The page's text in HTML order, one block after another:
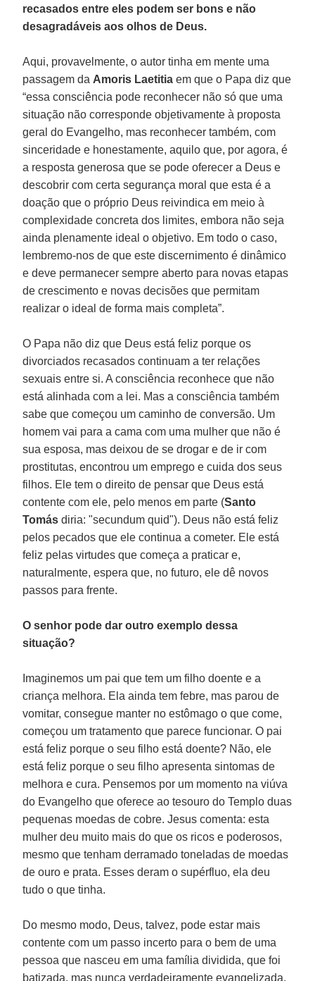
recasados entre eles podem ser bons e não
desagradáveis aos olhos de Deus.
Aqui, provavelmente, o autor tinha em mente uma
passagem da Amoris Laetitia em que o Papa diz que
“essa consciência pode reconhecer não só que uma
situação não corresponde objetivamente à proposta
geral do Evangelho, mas reconhecer também, com
sinceridade e honestamente, aquilo que, por agora, é
a resposta generosa que se pode oferecer a Deus e
descobrir com certa segurança moral que esta é a
doação que o próprio Deus reivindica em meio à
complexidade concreta dos limites, embora não seja
ainda plenamente ideal o objetivo. Em todo o caso,
lembremo-nos de que este discernimento é dinâmico
e deve permanecer sempre aberto para novas etapas
de crescimento e novas decisões que permitam
realizar o ideal de forma mais completa”.
O Papa não diz que Deus está feliz porque os
divorciados recasados continuam a ter relações
sexuais entre si. A consciência reconhece que não
está alinhada com a lei. Mas a consciência também
sabe que começou um caminho de conversão. Um
homem vai para a cama com uma mulher que não é
sua esposa, mas deixou de se drogar e de ir com
prostitutas, encontrou um emprego e cuida dos seus
filhos. Ele tem o direito de pensar que Deus está
contente com ele, pelo menos em parte (Santo
Tomás diria: "secundum quid"). Deus não está feliz
pelos pecados que ele continua a cometer. Ele está
feliz pelas virtudes que começa a praticar e,
naturalmente, espera que, no futuro, ele dê novos
passos para frente.
O senhor pode dar outro exemplo dessa
situação?
Imaginemos um pai que tem um filho doente e a
criança melhora. Ela ainda tem febre, mas parou de
vomitar, consegue manter no estômago o que come,
começou um tratamento que parece funcionar. O pai
está feliz porque o seu filho está doente? Não, ele
está feliz porque o seu filho apresenta sintomas de
melhora e cura. Pensemos por um momento na viúva
do Evangelho que oferece ao tesouro do Templo duas
pequenas moedas de cobre. Jesus comenta: esta
mulher deu muito mais do que os ricos e poderosos,
mesmo que tenham derramado toneladas de moedas
de ouro e prata. Esses deram o supérfluo, ela deu
tudo o que tinha.
Do mesmo modo, Deus, talvez, pode estar mais
contente com um passo incerto para o bem de uma
pessoa que nasceu em uma família dividida, que foi
batizada, mas nunca verdadeiramente evangelizada,